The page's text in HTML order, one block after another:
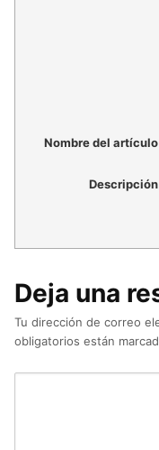
Nombre del artículo
Descripción
Deja una
Tu dirección de correo
obligatorios están